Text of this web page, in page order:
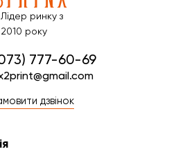
Лідер ринку з
2010 року
777-60-69
дзвінок